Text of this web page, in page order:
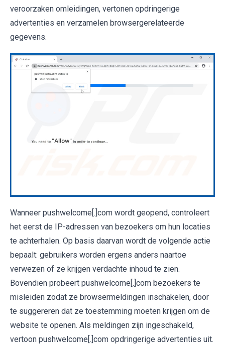
veroorzaken omleidingen, vertonen opdringerige
advertenties en verzamelen browsergerelateerde
gegevens.
Wanneer pushwelcome[.]com wordt geopend, controleert
het eerst de IP-adressen van bezoekers om hun locaties
te achterhalen. Op basis daarvan wordt de volgende actie
bepaalt: gebruikers worden ergens anders naartoe
verwezen of ze krijgen verdachte inhoud te zien.
Bovendien probeert pushwelcome[.]com bezoekers te
misleiden zodat ze browsermeldingen inschakelen, door
te suggereren dat ze toestemming moeten krijgen om de
website te openen. Als meldingen zijn ingeschakeld,
vertoon pushwelcome[.]com opdringerige advertenties uit.